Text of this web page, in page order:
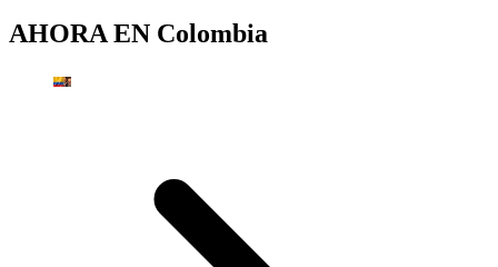
AHORA EN Colombia